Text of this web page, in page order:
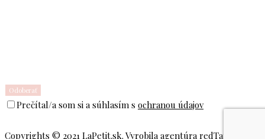
Prečítal/a som si a súhlasím s ochranou údajov
Copyrights © 2021 LaPetit.sk. Vyrobila agentúraredTapir